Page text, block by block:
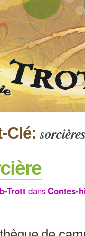
Clé:sorcières
Trott dans Contes-